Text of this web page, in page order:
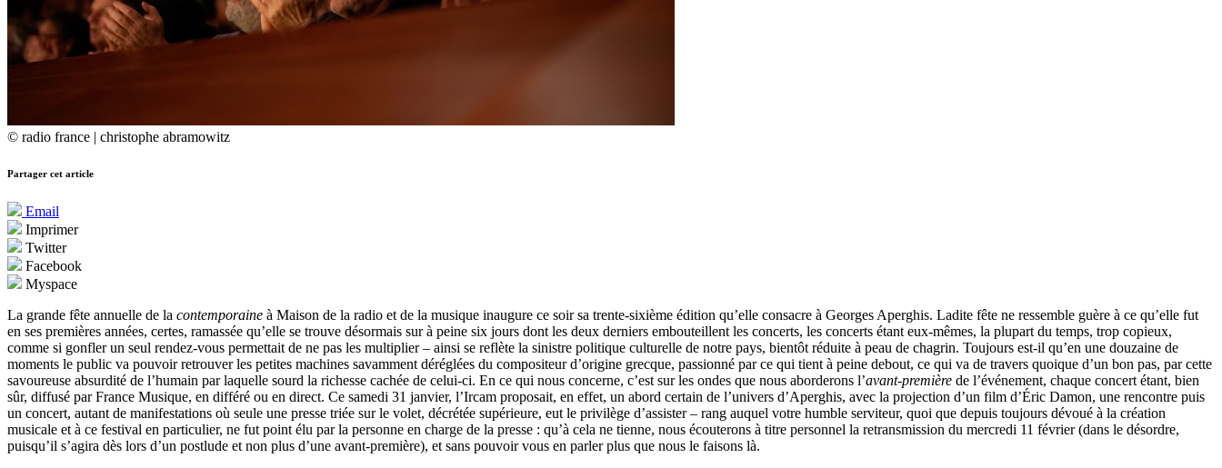
© radio france | christophe abramowitz
Partager cet article
Email
Imprimer
Twitter
Facebook
Myspace
La grande fête annuelle de la contemporaine à Maison de la radio et de la musique inaugure ce soir sa trente-sixième édition qu’elle consacre à Georges Aperghis. Ladite fête ne ressemble guère à ce qu’elle fut
en ses premières années, certes, ramassée qu’elle se trouve désormais sur à peine six jours dont les deux derniers embouteillent les concerts, les concerts étant eux-mêmes, la plupart du temps, trop copieux,
comme si gonfler un seul rendez-vous permettait de ne pas les multiplier – ainsi se reflète la sinistre politique culturelle de notre pays, bientôt réduite à peau de chagrin. Toujours est-il qu’en une douzaine de
moments le public va pouvoir retrouver les petites machines savamment déréglées du compositeur d’origine grecque, passionné par ce qui tient à peine debout, ce qui va de travers quoique d’un bon pas, par cette
savoureuse absurdité de l’humain par laquelle sourd la richesse cachée de celui-ci. En ce qui nous concerne, c’est sur les ondes que nous aborderons l’avant-première de l’événement, chaque concert étant, bien
sûr, diffusé par France Musique, en différé ou en direct. Ce samedi 31 janvier, l’Ircam proposait, en effet, un abord certain de l’univers d’Aperghis, avec la projection d’un film d’Éric Damon, une rencontre puis
un concert, autant de manifestations où seule une presse triée sur le volet, décrétée supérieure, eut le privilège d’assister – rang auquel votre humble serviteur, quoi que depuis toujours dévoué à la création
musicale et à ce festival en particulier, ne fut point élu par la personne en charge de la presse : qu’à cela ne tienne, nous écouterons à titre personnel la retransmission du mercredi 11 février (dans le désordre,
puisqu’il s’agira dès lors d’un postlude et non plus d’une avant-première), et sans pouvoir vous en parler plus que nous le faisons là.